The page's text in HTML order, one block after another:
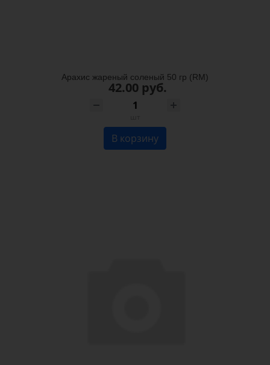
Арахис жареный соленый 50 гр (RM)
42.00 руб.
В корзину